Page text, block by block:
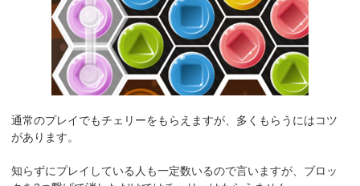
通常のプレイでもチェリーをもらえますが、多くもらうにはコツ
があります。
知らずにプレイしている人も一定数いるので言いますが、ブロッ